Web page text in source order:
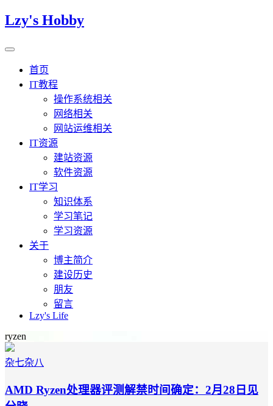
Lzy's Hobby
首页
IT教程
操作系统相关
网络相关
网站运维相关
IT资源
建站资源
软件资源
IT学习
知识体系
学习笔记
学习资源
关于
博主简介
建设历史
朋友
留言
Lzy's Life
ryzen
杂七杂八
AMD Ryzen处理器评测解禁时间确定：2月28日见